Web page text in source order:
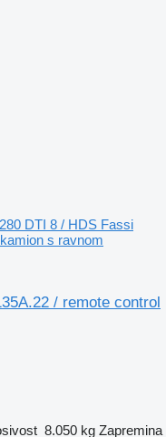
DTI 8 / HDS Fassi
s ravnom
/ remote control
8.050 kg Zapremina